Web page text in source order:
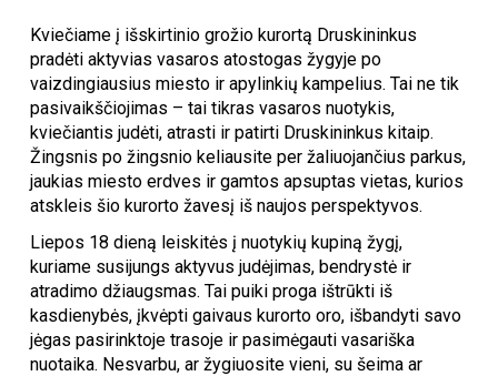
Kviečiame į išskirtinio grožio kurortą Druskininkus
pradėti aktyvias vasaros atostogas žygyje po
vaizdingiausius miesto ir apylinkių kampelius. Tai ne tik
pasivaikščiojimas – tai tikras vasaros nuotykis,
kviečiantis judėti, atrasti ir patirti Druskininkus kitaip.
Žingsnis po žingsnio keliausite per žaliuojančius parkus,
jaukias miesto erdves ir gamtos apsuptas vietas, kurios
atskleis šio kurorto žavesį iš naujos perspektyvos.
Liepos 18 dieną leiskitės į nuotykių kupiną žygį,
kuriame susijungs aktyvus judėjimas, bendrystė ir
atradimo džiaugsmas. Tai puiki proga ištrūkti iš
kasdienybės, įkvėpti gaivaus kurorto oro, išbandyti savo
jėgas pasirinktoje trasoje ir pasimėgauti vasariška
nuotaika. Nesvarbu, ar žygiuosite vieni, su šeima ar